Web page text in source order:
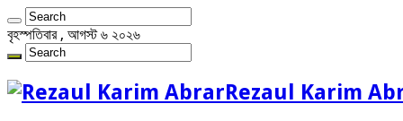
বৃহস্পতিবার , আগস্ট ৬ ২০২৬
Rezaul Karim